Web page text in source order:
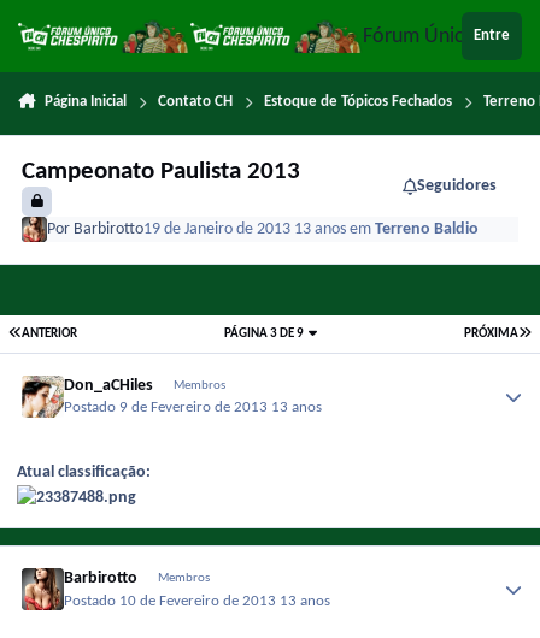
Fórum ÚnicoEntre
Página Inicial Contato CH Estoque de Tópicos Fechados
Campeonato Paulista 2013
Seguidores
Por Barbirotto19 de Janeiro de 2013 13 anosemTerreno Baldio
ANTERIOR PRÓXIMA
PÁGINA 3 DE 9
Don_aCHiles Membros
Postado 9 de Fevereiro de 2013 13 anos
Atual classificação:
Barbirotto Membros
Postado 10 de Fevereiro de 2013 13 anos